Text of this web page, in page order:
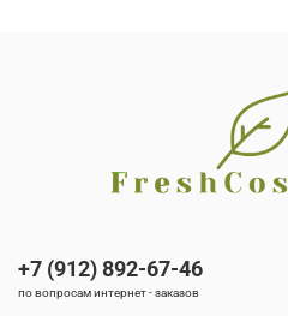
+7 (912) 892-67-46
по вопросам интернет - заказов